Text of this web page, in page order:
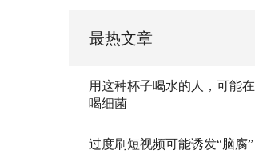
最热文章
用这种杯子喝水的人，可能在
喝细菌
过度刷短视频可能诱发“脑腐”